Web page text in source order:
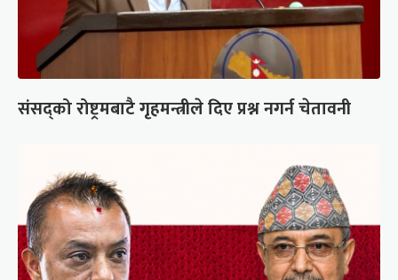
संसद्को रोष्ट्रमबाटै गृहमन्त्रीले दिए प्रश्न नगर्न चेतावनी